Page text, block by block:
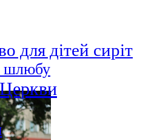
для дітей сиріт
шлюбу